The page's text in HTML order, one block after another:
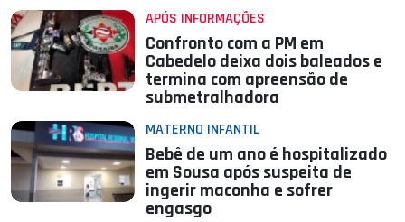
APÓS INFORMAÇÕES
Confronto com a PM em
Cabedelo deixa dois baleados e
termina com apreensão de
submetralhadora
MATERNO INFANTIL
Bebê de um ano é hospitalizado
em Sousa após suspeita de
ingerir maconha e sofrer
engasgo